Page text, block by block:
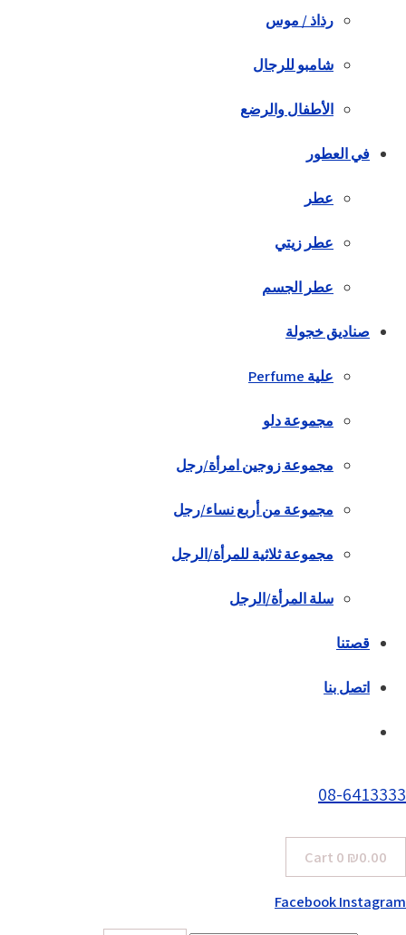
رذاذ / موس
شامبو للرجال
الأطفال والرضع
في العطور
عطر
عطر زيتي
عطر الجسم
صناديق خجولة
علية Perfume
مجموعة دلو
مجموعة زوجين امرأة/رجل
مجموعة من أربع نساء/رجل
مجموعة ثلاثية للمرأة/الرجل
سلة المرأة/الرجل
قصتنا
اتصل بنا
08-6413333
₪0.00
0
Cart
FacebookInstagram